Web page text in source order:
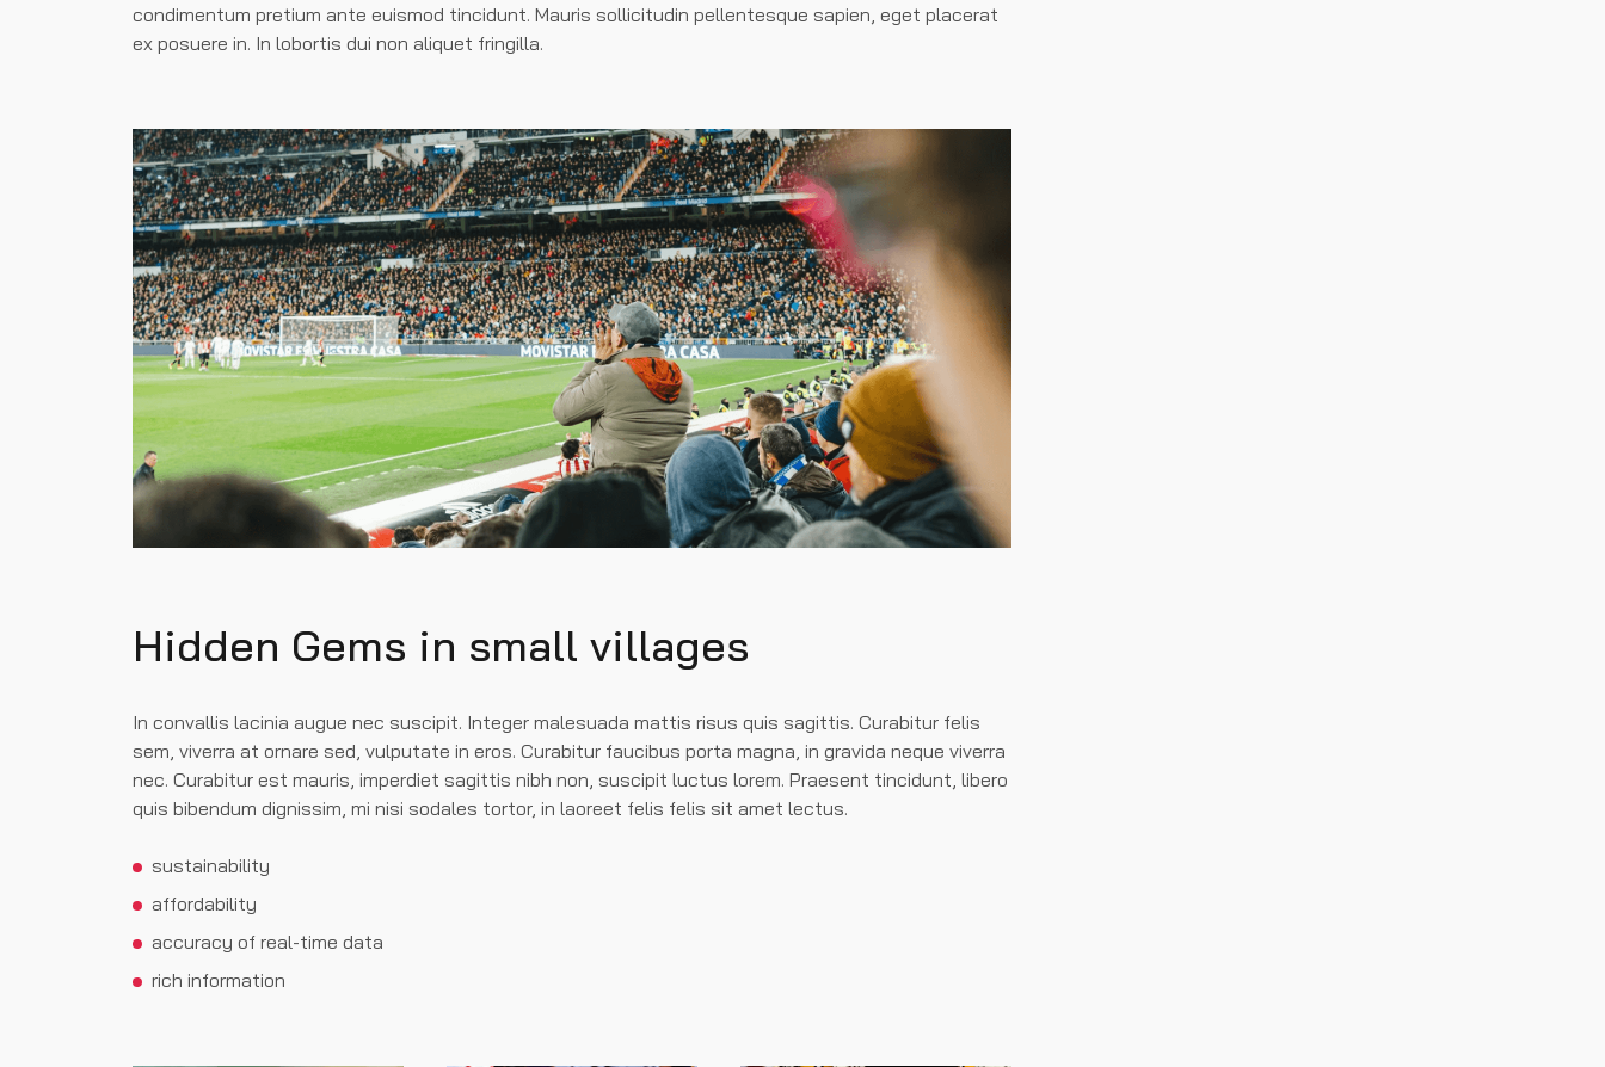
condimentum pretium ante euismod tincidunt. Mauris sollicitudin pellentesque sapien, eget placerat
ex posuere in. In lobortis dui non aliquet fringilla.
Hidden Gems in small villages
In convallis lacinia augue nec suscipit. Integer malesuada mattis risus quis sagittis. Curabitur felis
sem, viverra at ornare sed, vulputate in eros. Curabitur faucibus porta magna, in gravida neque viverra
nec. Curabitur est mauris, imperdiet sagittis nibh non, suscipit luctus lorem. Praesent tincidunt, libero
quis bibendum dignissim, mi nisi sodales tortor, in laoreet felis felis sit amet lectus.
sustainability
affordability
accuracy of real-time data
rich information